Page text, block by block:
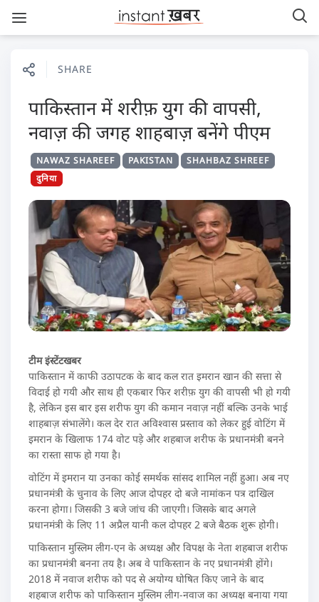
SHARE
पाकिस्तान में शरीफ़ युग की वापसी,
नवाज़ की जगह शाहबाज़ बनेंगे पीएम
NAWAZ SHAREEF PAKISTAN
SHAHBAZ SHREEF
दुनिया
टीम इंस्टेंटखबर
पाकिस्तान में काफी उठापटक के बाद कल रात इमरान खान की सत्ता से
विदाई हो गयी और साथ ही एकबार फिर शरीफ़ युग की वापसी भी हो गयी
है, लेकिन इस बार इस शरीफ युग की कमान नवाज़ नहीं बल्कि उनके भाई
शाहबाज़ संभालेंगे। कल देर रात अविश्वास प्रस्ताव को लेकर हुई वोटिंग में
इमरान के खिलाफ 174 वोट पड़े और शहबाज शरीफ के प्रधानमंत्री बनने
का रास्ता साफ हो गया है।
वोटिंग में इमरान या उनका कोई समर्थक सांसद शामिल नहीं हुआ। अब नए
प्रधानमंत्री के चुनाव के लिए आज दोपहर दो बजे नामांकन पत्र दाखिल
करना होगा। जिसकी 3 बजे जांच की जाएगी। जिसके बाद अगले
प्रधानमंत्री के लिए 11 अप्रैल यानी कल दोपहर 2 बजे बैठक शुरू होगी।
पाकिस्तान मुस्लिम लीग-एन के अध्यक्ष और विपक्ष के नेता शहबाज शरीफ
का प्रधानमंत्री बनना तय है। अब वे पाकिस्तान के नए प्रधानमंत्री होंगे।
2018 में नवाज शरीफ को पद से अयोग्य घोषित किए जाने के बाद
शहबाज शरीफ को पाकिस्तान मुस्लिम लीग-नवाज का अध्यक्ष बनाया गया